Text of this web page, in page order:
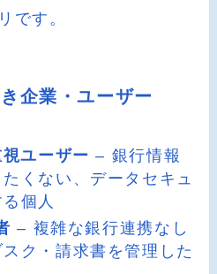
です。
企業・ユーザー
ユーザー – 銀行情報
くない、データセキュ
個人
– 複雑な銀行連携なし
ク・請求書を管理した